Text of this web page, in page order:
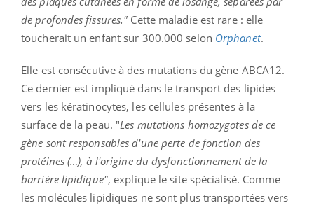
de profondes fissures." Cette maladie est rare : elle
toucherait un enfant sur 300.000 selon Orphanet.
Elle est consécutive à des mutations du gène ABCA12.
Ce dernier est impliqué dans le transport des lipides
vers les kératinocytes, les cellules présentes à la
surface de la peau. "Les mutations homozygotes de ce
gène sont responsables d'une perte de fonction des
protéines (…), à l'origine du dysfonctionnement de la
barrière lipidique", explique le site spécialisé. Comme
les molécules lipidiques ne sont plus transportées vers